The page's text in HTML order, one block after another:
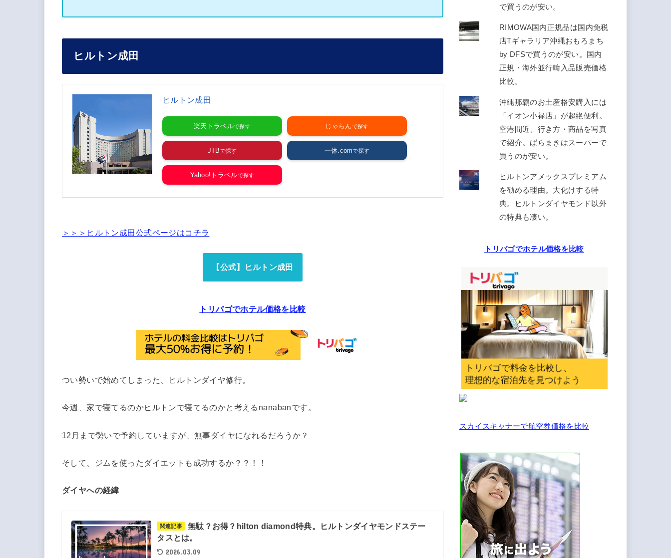
ヒルトン成田
ヒルトン成田
楽天トラベル じゃらん
JTB 一休.com
Yahoo!トラベル
＞＞＞ヒルトン成田公式ページはコチラ
【公式】ヒルトン成田
トリバゴでホテル価格を比較
つい勢いで始めてしまった、ヒルトンダイヤ修行。
今週、家で寝てるのかヒルトンで寝てるのかと考えるnanabanです。
12月まで勢いで予約していますが、無事ダイヤになれるだろうか？
そして、ジムを使ったダイエットも成功するか？？！！
ダイヤへの経緯
関連記事
無駄？お得？hilton diamond特典。ヒルトンダイヤモンドステー
タスとは。
2026.03.09
で買うのが安い。
RIMOWA国内正規品は国内免税
店Tギャラリア沖縄おもろまち
by DFSで買うのが安い。国内
正規・海外並行輸入品販売価格
比較。
沖縄那覇のお土産格安購入には
「イオン小禄店」が超絶便利。
空港間近、行き方・商品を写真
で紹介。ばらまきはスーパーで
買うのが安い。
ヒルトンアメックスプレミアム
を勧める理由。大化けする特
典。ヒルトンダイヤモンド以外
の特典も凄い。
トリバゴでホテル価格を比較
スカイスキャナーで航空券価格を比較